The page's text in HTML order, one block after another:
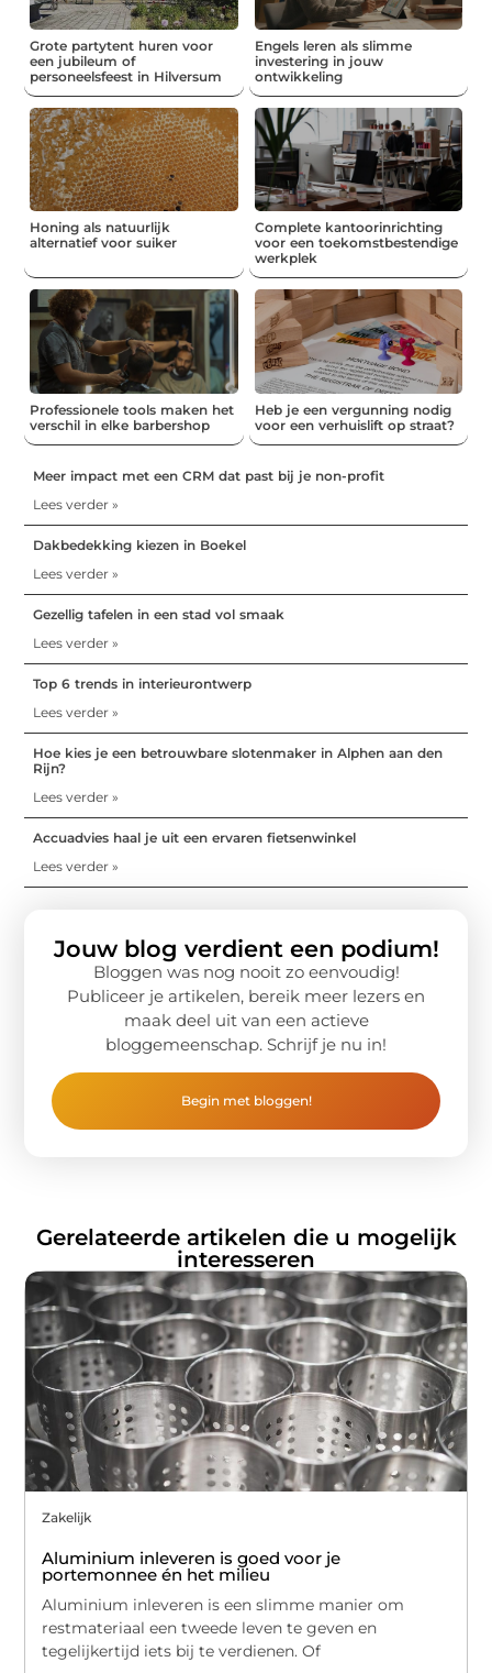
Grote partytent huren voor
een jubileum of
personeelsfeest in Hilversum
Engels leren als slimme
investering in jouw
ontwikkeling
Honing als natuurlijk
alternatief voor suiker
Complete kantoorinrichting
voor een toekomstbestendige
werkplek
Professionele tools maken het
verschil in elke barbershop
Heb je een vergunning nodig
voor een verhuislift op straat?
Meer impact met een CRM dat past bij je non-profit
Lees verder »
Dakbedekking kiezen in Boekel
Lees verder »
Gezellig tafelen in een stad vol smaak
Lees verder »
Top 6 trends in interieurontwerp
Lees verder »
Hoe kies je een betrouwbare slotenmaker in Alphen aan den
Rijn?
Lees verder »
Accuadvies haal je uit een ervaren fietsenwinkel
Lees verder »
Jouw blog verdient een podium!
Bloggen was nog nooit zo eenvoudig!
Publiceer je artikelen, bereik meer lezers en
maak deel uit van een actieve
bloggemeenschap. Schrijf je nu in!
Begin met bloggen!
Gerelateerde artikelen die u mogelijk
interesseren
Zakelijk
Aluminium inleveren is goed voor je
portemonnee én het milieu
Aluminium inleveren is een slimme manier om
restmateriaal een tweede leven te geven en
tegelijkertijd iets bij te verdienen. Of